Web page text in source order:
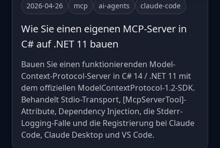
2026-04-26 mcp ai-agents claude-code
Wie Sie einen eigenen MCP-Server in
C# auf .NET 11 bauen
Bauen Sie einen funktionierenden Model-
Context-Protocol-Server in C# 14 / .NET 11 mit
dem offiziellen ModelContextProtocol-1.2-SDK.
Behandelt Stdio-Transport, [McpServerTool]-
Attribute, Dependency Injection, die Stderr-
Logging-Falle und die Registrierung bei Claude
Code, Claude Desktop und VS Code.